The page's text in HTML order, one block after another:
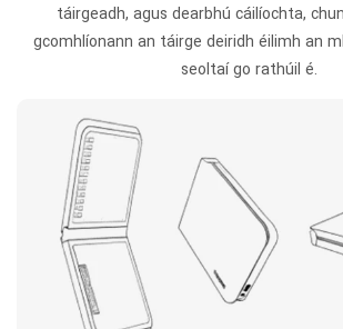
táirgeadh, agus dearbhú cáilíochta,
gcomhlíonann an táirge deiridh éilimh an
seoltaí go rathúil é.